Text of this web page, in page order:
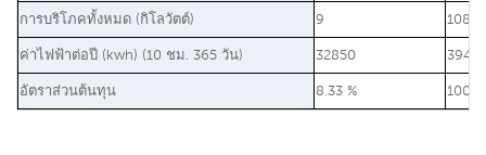
การบริโภคทั้งหมด (กิโลวัตต์) 9 108
ค่าไฟฟ้าต่อปี (kwh) (10 ชม. 365 วัน) 32850
อัตราส่วนต้นทุน 8.33 % 100 %